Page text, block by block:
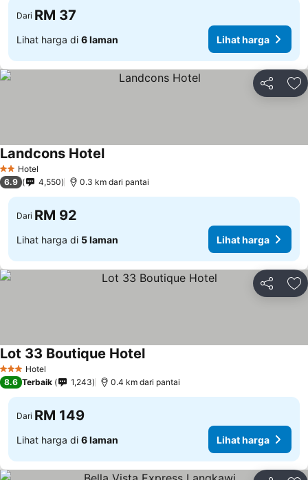
Dari RM 37
Lihat harga di 6 laman Lihat harga
Kongsi
2 Bintang
Hotel
Landcons Hotel
6.9 4,550 0.3 km dari pantai
Dari RM 92
Lihat harga di 5 laman Lihat harga
Kongsi
3 BintangHotel
Lot 33 Boutique Hotel
8.6 Terbaik 1,243 0.4 km dari pantai
Dari RM 149
Lihat harga di 6 laman Lihat harga